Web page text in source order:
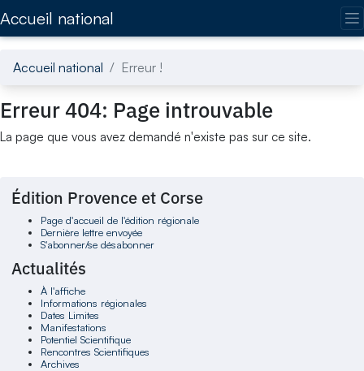
Accueil national
Accueil national Erreur !
Erreur 404: Page introuvable
La page que vous avez demandé n'existe pas sur ce site.
Édition Provence et Corse
Page d'accueil de l'édition régionale
Dernière lettre envoyée
S'abonner/se désabonner
Actualités
À l'affiche
Informations régionales
Dates Limites
Manifestations
Potentiel Scientifique
Rencontres Scientifiques
Archives